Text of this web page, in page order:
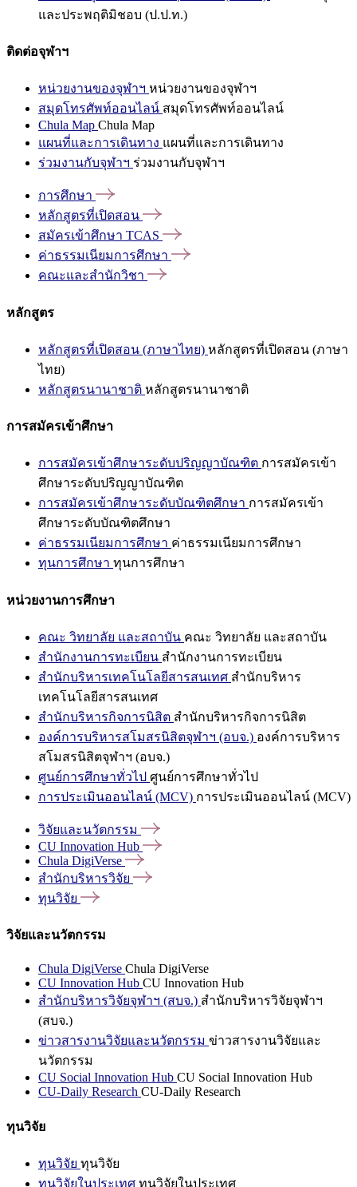
และประพฤติมิชอบ (ป.ป.ท.)
ติดต่อจุฬาฯ
หน่วยงานของจุฬาฯ หน่วยงานของจุฬาฯ
สมุดโทรศัพท์ออนไลน์ สมุดโทรศัพท์ออนไลน์
Chula Map Chula Map
แผนที่และการเดินทาง แผนที่และการเดินทาง
ร่วมงานกับจุฬาฯ ร่วมงานกับจุฬาฯ
การศึกษา
หลักสูตรที่เปิดสอน
สมัครเข้าศึกษา TCAS
ค่าธรรมเนียมการศึกษา
คณะและสำนักวิชา
หลักสูตร
หลักสูตรที่เปิดสอน (ภาษาไทย) หลักสูตรที่เปิดสอน (ภาษา
ไทย)
หลักสูตรนานาชาติ หลักสูตรนานาชาติ
การสมัครเข้าศึกษา
การสมัครเข้าศึกษาระดับปริญญาบัณฑิต การสมัครเข้า
ศึกษาระดับปริญญาบัณฑิต
การสมัครเข้าศึกษาระดับบัณฑิตศึกษา การสมัครเข้า
ศึกษาระดับบัณฑิตศึกษา
ค่าธรรมเนียมการศึกษา ค่าธรรมเนียมการศึกษา
ทุนการศึกษา ทุนการศึกษา
หน่วยงานการศึกษา
คณะ วิทยาลัย และสถาบัน คณะ วิทยาลัย และสถาบัน
สำนักงานการทะเบียน สำนักงานการทะเบียน
สำนักบริหารเทคโนโลยีสารสนเทศ สำนักบริหาร
เทคโนโลยีสารสนเทศ
สำนักบริหารกิจการนิสิต สำนักบริหารกิจการนิสิต
องค์การบริหารสโมสรนิสิตจุฬาฯ (อบจ.) องค์การบริหาร
สโมสรนิสิตจุฬาฯ (อบจ.)
ศูนย์การศึกษาทั่วไป ศูนย์การศึกษาทั่วไป
การประเมินออนไลน์ (MCV) การประเมินออนไลน์ (MCV)
วิจัยและนวัตกรรม
CU Innovation Hub
Chula DigiVerse
สำนักบริหารวิจัย
ทุนวิจัย
วิจัยและนวัตกรรม
Chula DigiVerse Chula DigiVerse
CU Innovation Hub CU Innovation Hub
สำนักบริหารวิจัยจุฬาฯ (สบจ.) สำนักบริหารวิจัยจุฬาฯ
(สบจ.)
ข่าวสารงานวิจัยและนวัตกรรม ข่าวสารงานวิจัยและ
นวัตกรรม
CU Social Innovation Hub CU Social Innovation Hub
CU-Daily Research CU-Daily Research
ทุนวิจัย
ทุนวิจัย ทุนวิจัย
ทุนวิจัยในประเทศ ทุนวิจัยในประเทศ